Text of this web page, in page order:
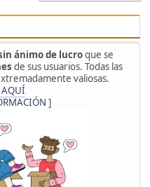
ánimo de lucroque se
de sus usuarios. Todas las
valiosas.
]